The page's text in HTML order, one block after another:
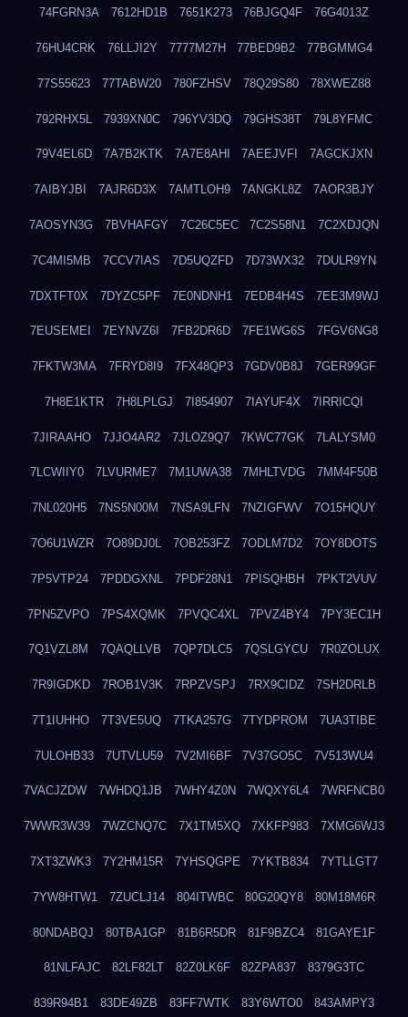
74FGRN3A 7612HD1B 7651K273 76BJGQ4F 76G4013Z
76HU4CRK 76LLJI2Y 7777M27H 77BED9B2 77BGMMG4
77S55623 77TABW20 780FZHSV 78Q29S80 78XWEZ88
792RHX5L 7939XN0C 796YV3DQ 79GHS38T 79L8YFMC
79V4EL6D 7A7B2KTK 7A7E8AHI 7AEEJVFI 7AGCKJXN
7AIBYJBI 7AJR6D3X 7AMTLOH9 7ANGKL8Z 7AOR3BJY
7AOSYN3G 7BVHAFGY 7C26C5EC 7C2S58N1 7C2XDJQN
7C4MI5MB 7CCV7IAS 7D5UQZFD 7D73WX32 7DULR9YN
7DXTFT0X 7DYZC5PF 7E0NDNH1 7EDB4H4S 7EE3M9WJ
7EUSEMEI 7EYNVZ6I 7FB2DR6D 7FE1WG6S 7FGV6NG8
7FKTW3MA 7FRYD8I9 7FX48QP3 7GDV0B8J 7GER99GF
7H8E1KTR 7H8LPLGJ 7I854907 7IAYUF4X 7IRRICQI
7JIRAAHO 7JJO4AR2 7JLOZ9Q7 7KWC77GK 7LALYSM0
7LCWIIY0 7LVURME7 7M1UWA38 7MHLTVDG 7MM4F50B
7NL020H5 7NS5N00M 7NSA9LFN 7NZIGFWV 7O15HQUY
7O6U1WZR 7O89DJ0L 7OB253FZ 7ODLM7D2 7OY8DOTS
7P5VTP24 7PDDGXNL 7PDF28N1 7PISQHBH 7PKT2VUV
7PN5ZVPO 7PS4XQMK 7PVQC4XL 7PVZ4BY4 7PY3EC1H
7Q1VZL8M 7QAQLLVB 7QP7DLC5 7QSLGYCU 7R0ZOLUX
7R9IGDKD 7ROB1V3K 7RPZVSPJ 7RX9CIDZ 7SH2DRLB
7T1IUHHO 7T3VE5UQ 7TKA257G 7TYDPROM 7UA3TIBE
7ULOHB33 7UTVLU59 7V2MI6BF 7V37GO5C 7V513WU4
7VACJZDW 7WHDQ1JB 7WHY4Z0N 7WQXY6L4 7WRFNCB0
7WWR3W39 7WZCNQ7C 7X1TM5XQ 7XKFP983 7XMG6WJ3
7XT3ZWK3 7Y2HM15R 7YHSQGPE 7YKTB834 7YTLLGT7
7YW8HTW1 7ZUCLJ14 804ITWBC 80G20QY8 80M18M6R
80NDABQJ 80TBA1GP 81B6R5DR 81F9BZC4 81GAYE1F
81NLFAJC 82LF82LT 82Z0LK6F 82ZPA837 8379G3TC
839R94B1 83DE49ZB 83FF7WTK 83Y6WTO0 843AMPY3